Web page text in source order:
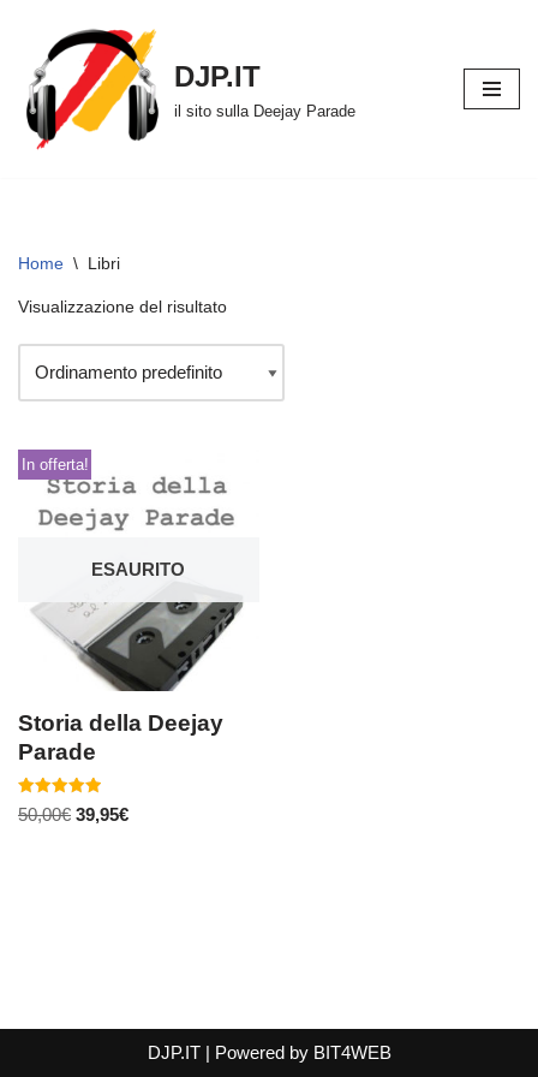
Vai
al
contenuto
DJP.IT
il sito sulla Deejay Parade
Home \ Libri
Visualizzazione del risultato
ESAURITO
In offerta!
Storia della Deejay
Parade
Valutato
4.98
50,00€ 39,95€
DJP.IT| Powered by BIT4WEB